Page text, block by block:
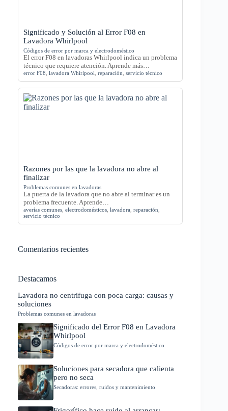
Significado y Solución al Error F08 en
Lavadora Whirlpool
Códigos de error por marca y electrodoméstico
El error F08 en lavadoras Whirlpool indica un problema
técnico que requiere atención. Aprende más…
error F08 lavadora Whirlpool reparación servicio técnico
Razones por las que la lavadora no abre al
finalizar
Problemas comunes en lavadoras
La puerta de la lavadora que no abre al terminar es un
problema frecuente. Aprende…
averías comunes electrodomésticos lavadora reparación
servicio técnico
Comentarios recientes
Destacamos
Lavadora no centrifuga con poca carga: causas y
soluciones
Problemas comunes en lavadoras
Significado del Error F08 en Lavadora
Whirlpool
Códigos de error por marca y electrodoméstico
Soluciones para secadora que calienta
pero no seca
Secadoras: errores, ruidos y mantenimiento